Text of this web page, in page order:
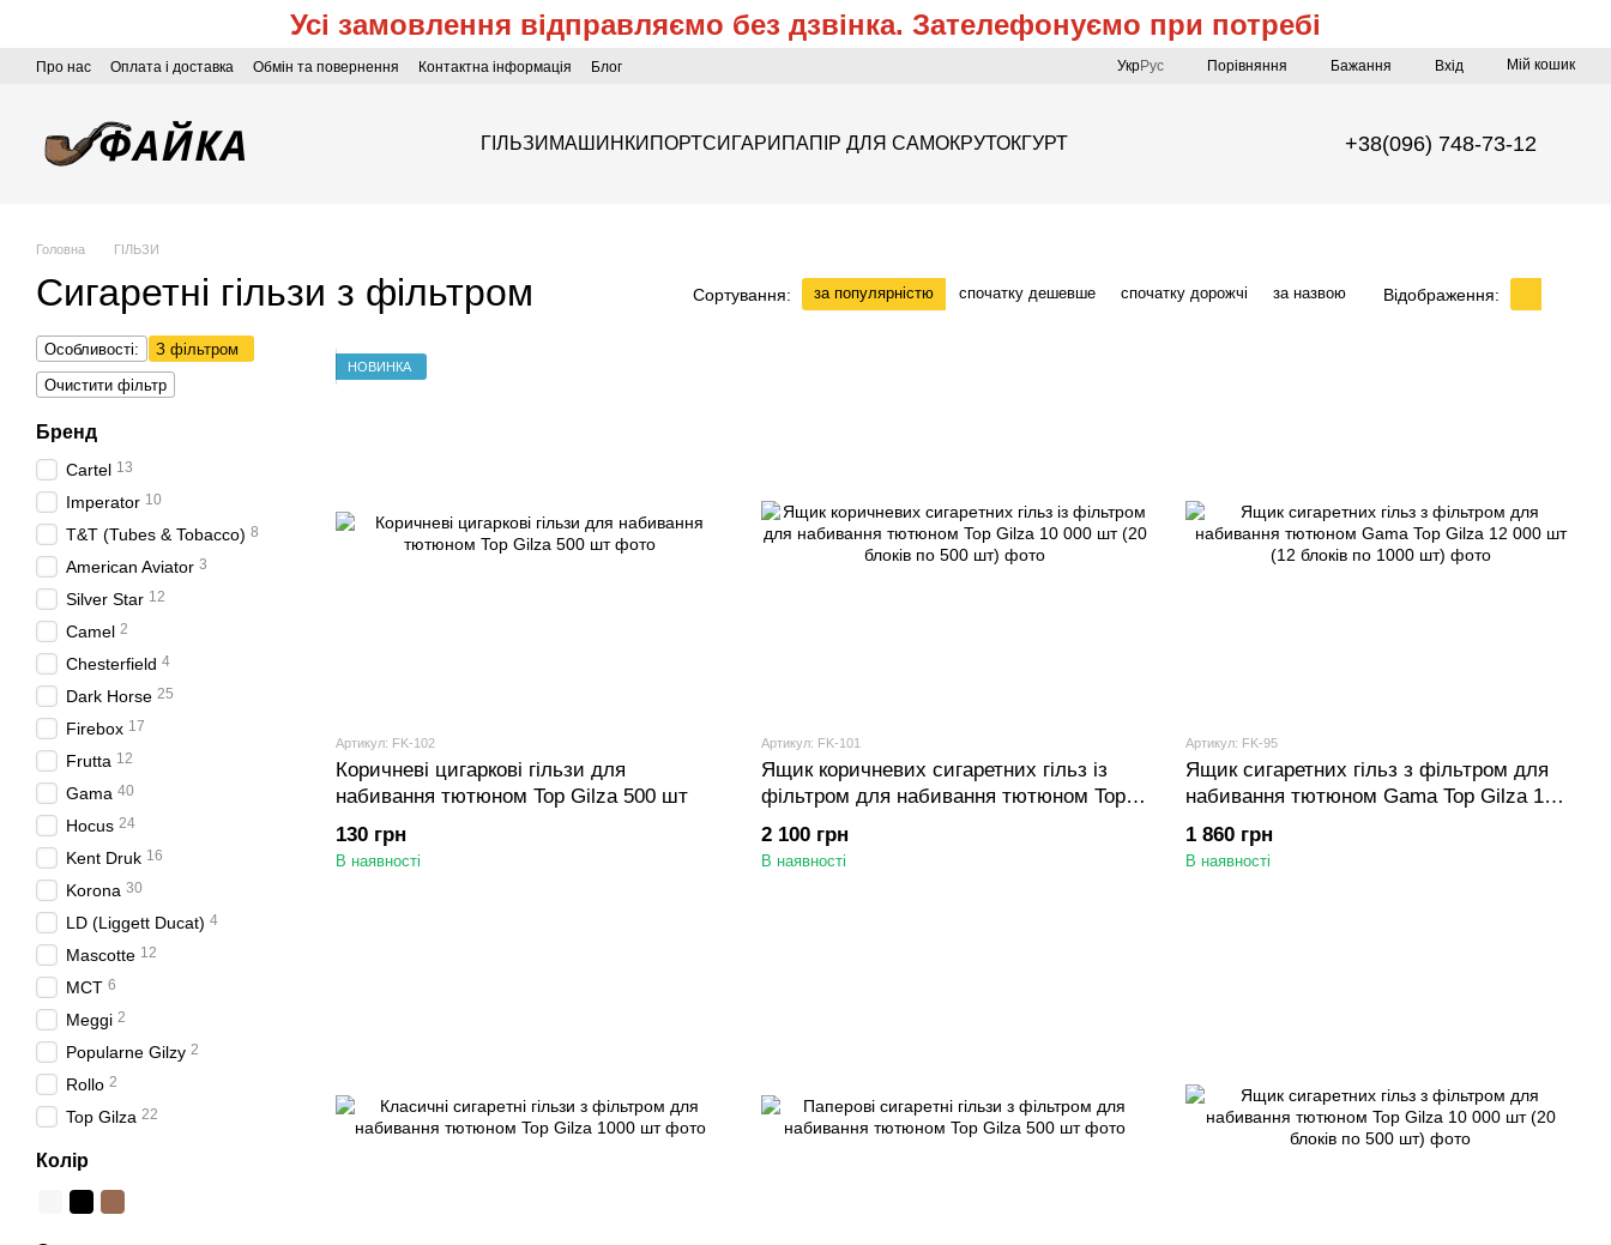
Усі замовлення відправляємо без дзвінка. Зателефонуємо при потребі
Про нас Оплата і доставка Обмін та повернення Контактна інформація Блог УкрРус Порівняння Бажання Вхід Мій кошик
ГІЛЬЗИ МАШИНКИ ПОРТСИГАРИ ПАПІР ДЛЯ САМОКРУТОКГУРТ +38(096) 748-73-12
Головна ГІЛЬЗИ
Сигаретні гільзи з фільтром Сортування: за популярністю спочатку дешевше спочатку дорожчі за назвою Відображення:
НОВИНКА
Артикул: FK-102
Коричневі цигаркові гільзи для
набивання тютюном Top Gilza 500 шт
130 грн
В наявності
Артикул: FK-101
Ящик коричневих сигаретних гільз із
фільтром для набивання тютюном Top
Gilza 10 000 шт (20 блоків по 500 шт)
2 100 грн
В наявності
Артикул: FK-95
Ящик сигаретних гільз з фільтром для
набивання тютюном Gama Top Gilza 12
000 шт (12 блоків по 1000 шт)
1 860 грн
В наявності
Особливості:
З фільтром
Очистити фільтр
Бренд
Cartel 13
Imperator 10
T&T (Tubes & Tobacco) 8
American Aviator 3
Silver Star 12
Camel 2
Chesterfield 4
Dark Horse 25
Firebox 17
Frutta 12
Gama 40
Hocus 24
Kent Druk 16
Korona 30
LD (Liggett Ducat) 4
Mascotte 12
MCT 6
Meggi 2
Popularne Gilzy 2
Rollo 2
Top Gilza 22
Колір